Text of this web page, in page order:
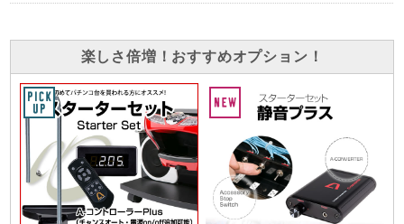
楽しさ倍増！おすすめオプション！